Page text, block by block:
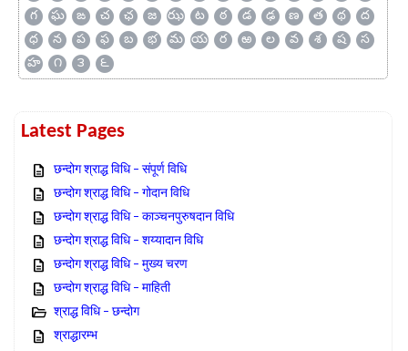
గ
ఘ ఙ చ ఛ జ ఝ ట ఠ డ ఢ ణ త థ
ద
ధ
న ప ఫ బ భ మ య ర ఱ ల వ శ ష
స
హ
౧ ౩ ౬
Latest Pages
छन्दोग श्राद्ध विधि – संपूर्ण विधि
छन्दोग श्राद्ध विधि – गोदान विधि
छन्दोग श्राद्ध विधि – काञ्चनपुरुषदान विधि
छन्दोग श्राद्ध विधि – शय्यादान विधि
छन्दोग श्राद्ध विधि – मुख्य चरण
छन्दोग श्राद्ध विधि – माहिती
श्राद्ध विधि – छन्दोग
श्राद्धारम्भ